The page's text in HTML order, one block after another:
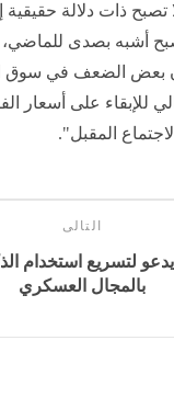
تصبح ذات دلالة حقيقية
تصبح أشبه بصدى
بعض الضعف في سوق
للإبقاء على أسعار
المقبل".
التالى
لتسريع استخدام
بالمجال العسكري